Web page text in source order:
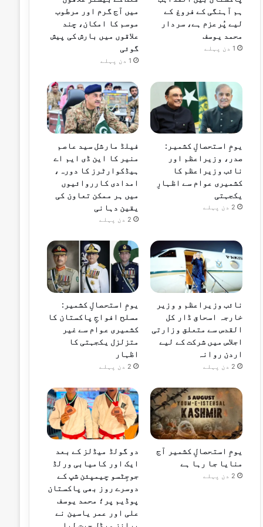
ہم آہنگی کے فروغ کے
لیے پُرعزم ہے، سردار
محمد یوسف
1 دن پہلے
میں آج گرم اور مرطوب
موسم کا امکان، چند
علاقوں میں بارش کی پیش
گوئی
1 دن پہلے
یومِ استحصالِ کشمیر:
صدر، وزیراعظم اور
نائب وزیراعظم کا
کشمیری عوام سے اظہارِ
یکجہتی
2 دن پہلے
فیلڈ مارشل سید عاصم
منیر کا این ڈی ایم اے
ہیڈکوارٹرز کا دورہ،
امدادی کارروائیوں
میں ہر ممکن تعاون کی
یقین دہانی
2 دن پہلے
نائب وزیراعظم و وزیر
خارجہ اسحاق ڈار کل
القدس سے متعلق وزارتی
اجلاس میں شرکت کے لیے
اردن روانہ
2 دن پہلے
یومِ استحصالِ کشمیر:
مسلح افواجِ پاکستان کا
کشمیری عوام سے غیر
متزلزل یکجہتی کا
اظہار
2 دن پہلے
یومِ استحصالِ کشمیر آج
منایا جا رہا ہے
2 دن پہلے
دو گولڈ میڈلز کے بعد
ایک اور کامیابی ورلڈ
جوجِٹسو چیمپئن شپ کے
دوسرے روز بھی پاکستان
پوڈیم پر؛ محمد یوسف
علی اور عمر یاسین نے
برانز میڈل جیت لیا